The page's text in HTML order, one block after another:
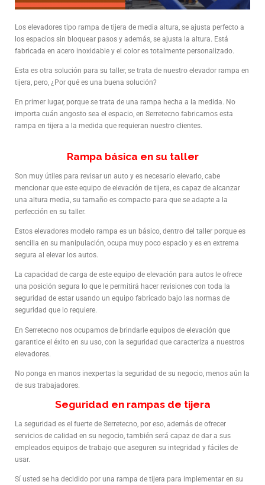
Los elevadores tipo rampa de tijera de media altura, se ajusta perfecto a
los espacios sin bloquear pasos y además, se ajusta la altura. Está
fabricada en acero inoxidable y el color es totalmente personalizado.
Esta es otra solución para su taller, se trata de nuestro elevador rampa en
tijera, pero, ¿Por qué es una buena solución?
En primer lugar, porque se trata de una rampa hecha a la medida. No
importa cuán angosto sea el espacio, en Serretecno fabricamos esta
rampa en tijera a la medida que requieran nuestro clientes.
Rampa básica en su taller
Son muy útiles para revisar un auto y es necesario elevarlo, cabe
mencionar que este equipo de elevación de tijera, es capaz de alcanzar
una altura media, su tamaño es compacto para que se adapte a la
perfección en su taller.
Estos elevadores modelo rampa es un básico, dentro del taller porque es
sencilla en su manipulación, ocupa muy poco espacio y es en extrema
segura al elevar los autos.
La capacidad de carga de este equipo de elevación para autos le ofrece
una posición segura lo que le permitirá hacer revisiones con toda la
seguridad de estar usando un equipo fabricado bajo las normas de
seguridad que lo requiere.
En Serretecno nos ocupamos de brindarle equipos de elevación que
garantice el éxito en su uso, con la seguridad que caracteriza a nuestros
elevadores.
No ponga en manos inexpertas la seguridad de su negocio, menos aún la
de sus trabajadores.
Seguridad en rampas de tijera
La seguridad es el fuerte de Serretecno, por eso, además de ofrecer
servicios de calidad en su negocio, también será capaz de dar a sus
empleados equipos de trabajo que aseguren su integridad y fáciles de
usar.
Sí usted se ha decidido por una rampa de tijera para implementar en su